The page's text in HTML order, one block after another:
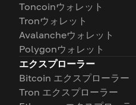
Toncoinウォレット
Tronウォレット
Avalancheウォレット
Polygonウォレット
エクスプローラー
Bitcoin エクスプローラー
Tron エクスプローラー